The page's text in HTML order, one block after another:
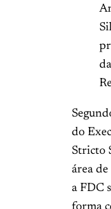
do
Stricto
área
a FDC